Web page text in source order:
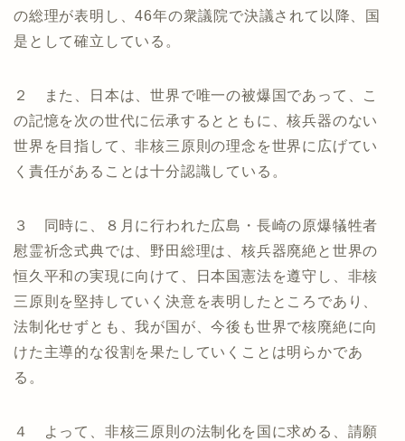
の総理が表明し、46年の衆議院で決議されて以降、国
是として確立している。
２ また、日本は、世界で唯一の被爆国であって、こ
の記憶を次の世代に伝承するとともに、核兵器のない
世界を目指して、非核三原則の理念を世界に広げてい
く責任があることは十分認識している。
３ 同時に、８月に行われた広島・長崎の原爆犠牲者
慰霊祈念式典では、野田総理は、核兵器廃絶と世界の
恒久平和の実現に向けて、日本国憲法を遵守し、非核
三原則を堅持していく決意を表明したところであり、
法制化せずとも、我が国が、今後も世界で核廃絶に向
けた主導的な役割を果たしていくことは明らかであ
る。
４ よって、非核三原則の法制化を国に求める、請願